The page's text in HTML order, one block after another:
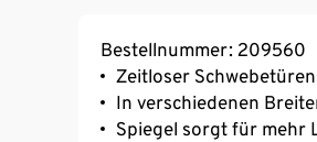
Bestellnummer: 209560
Zeitloser
In verschiedenen
Spiegel sorgt für mehr